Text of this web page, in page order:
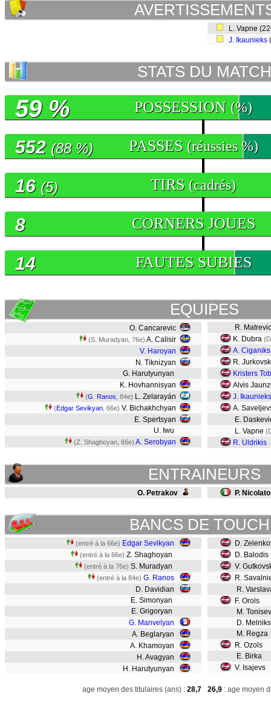
L. Vapne
J. Ikaunieks
STATS DU MATCH
POSSESSION (%)
59 %
PASSES (réussies %)
552 (88 %)
TIRS (cadrés)
16 (5)
CORNERS JOUES
8
FAUTES SUBIES
14
EQUIPES
O. Cancarevic
(S. Muradyan, 76e) A. Calisir
V. Haroyan
N. Tiknizyan
G. Harutyunyan
K. Hovhannisyan
(G. Ranos , 84e) L. Zelarayán
(Edgar Sevikyan , 66e) V. Bichakhchyan
E. Spertsyan
U. Iwu
(Z. Shaghoyan, 66e) A. Serobyan
R.
K. Dubra
A. Ciganiks
R.
Kristers
Alvis
J. Ikaunieks
A.
E.
L. Vapne
R. Uldrikis
ENTRAINEURS
O. Petrakov P. Nicolato
BANCS DE
(entré à la 66e) Edgar Sevikyan
(entré à la 66e) Z. Shaghoyan
(entré à la 76e) S. Muradyan
(entré à la 84e) G. Ranos
D. Davidian
E. Simonyan
E. Grigoryan
G. Manvelyan
A. Beglaryan
A. Khamoyan
H. Avagyan
H. Harutyunyan
D.
D. Balodis
V.
R.
R.
F. Orols
M.
D. Melniks
M. Regza
R. Ozols
E. Birka
V. Isajevs
age moyen des titulaires (ans) : 28,7 26,9 : age moyen